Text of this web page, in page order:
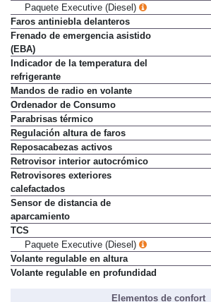
Paquete Executive (Diesel)
Faros antiniebla delanteros
Frenado de emergencia asistido
(EBA)
Indicador de la temperatura del
refrigerante
Mandos de radio en volante
Ordenador de Consumo
Parabrisas térmico
Regulación altura de faros
Reposacabezas activos
Retrovisor interior autocrómico
Retrovisores exteriores
calefactados
Sensor de distancia de
aparcamiento
TCS
Paquete Executive (Diesel)
Volante regulable en altura
Volante regulable en profundidad
Elementos de confort